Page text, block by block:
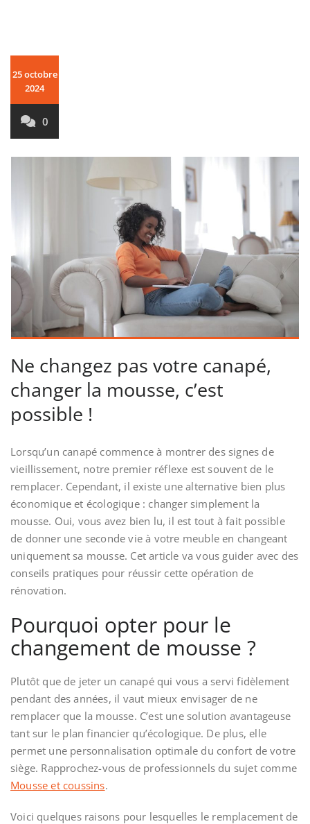
25 octobre
2024
0
Ne changez pas votre canapé,
changer la mousse, c’est
possible !
Lorsqu’un canapé commence à montrer des signes de
vieillissement, notre premier réflexe est souvent de le
remplacer. Cependant, il existe une alternative bien plus
économique et écologique : changer simplement la
mousse. Oui, vous avez bien lu, il est tout à fait possible
de donner une seconde vie à votre meuble en changeant
uniquement sa mousse. Cet article va vous guider avec des
conseils pratiques pour réussir cette opération de
rénovation.
Pourquoi opter pour le
changement de mousse ?
Plutôt que de jeter un canapé qui vous a servi fidèlement
pendant des années, il vaut mieux envisager de ne
remplacer que la mousse. C’est une solution avantageuse
tant sur le plan financier qu’écologique. De plus, elle
permet une personnalisation optimale du confort de votre
siège. Rapprochez-vous de professionnels du sujet comme
Mousse et coussins.
Voici quelques raisons pour lesquelles le remplacement de